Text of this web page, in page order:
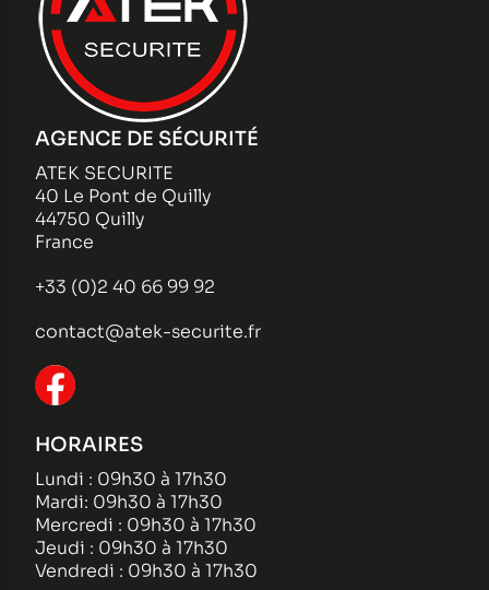
AGENCE DE SÉCURITÉ
ATEK SECURITE
40 Le Pont de Quilly
44750 Quilly
France
+33 (0)2 40 66 99 92
contact@atek-securite.fr
HORAIRES
Lundi : 09h30 à 17h30
Mardi: 09h30 à 17h30
Mercredi : 09h30 à 17h30
Jeudi : 09h30 à 17h30
Vendredi : 09h30 à 17h30